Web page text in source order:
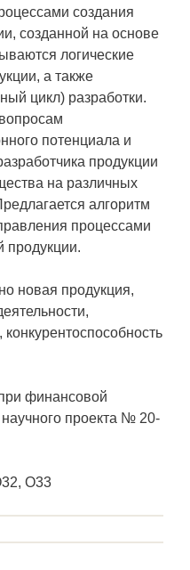
создания
созданной на основе
логические
а также
цикл) разработки.
потенциала и
продукции
на различных
алгоритм
процессами
продукции.
новая продукция,
финансовой
проекта № 20-
O33